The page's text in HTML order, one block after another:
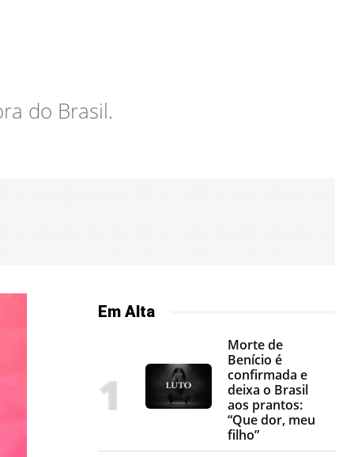
do Brasil.
Em Alta
Morte de
Benício é
confirmada e
deixa o Brasil
aos prantos:
“Que dor, meu
filho”